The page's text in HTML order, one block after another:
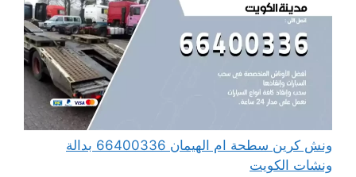
ونش كرين سطحة ام الهيمان 66400336 بدالة
ونشات الكويت